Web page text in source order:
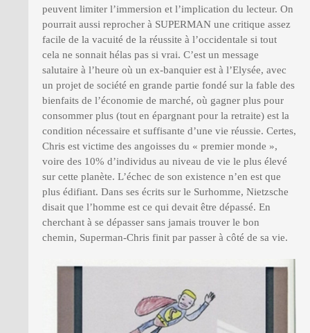
peuvent limiter l’immersion et l’implication du lecteur. On
pourrait aussi reprocher à SUPERMAN une critique assez
facile de la vacuité de la réussite à l’occidentale si tout
cela ne sonnait hélas pas si vrai. C’est un message
salutaire à l’heure où un ex-banquier est à l’Elysée, avec
un projet de société en grande partie fondé sur la fable des
bienfaits de l’économie de marché, où gagner plus pour
consommer plus (tout en épargnant pour la retraite) est la
condition nécessaire et suffisante d’une vie réussie. Certes,
Chris est victime des angoisses du « premier monde »,
voire des 10% d’individus au niveau de vie le plus élevé
sur cette planète. L’échec de son existence n’en est que
plus édifiant. Dans ses écrits sur le Surhomme, Nietzsche
disait que l’homme est ce qui devait être dépassé. En
cherchant à se dépasser sans jamais trouver le bon
chemin, Superman-Chris finit par passer à côté de sa vie.